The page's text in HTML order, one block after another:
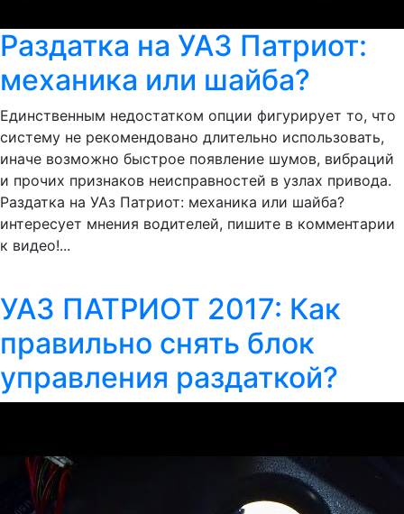
Раздатка на УАЗ Патриот:
механика или шайба?
Единственным недостатком опции фигурирует то, что
систему не рекомендовано длительно использовать,
иначе возможно быстрое появление шумов, вибраций
и прочих признаков неисправностей в узлах привода.
Раздатка на УАз Патриот: механика или шайба?
интересует мнения водителей, пишите в комментарии
к видео!...
УАЗ ПАТРИОТ 2017: Как
правильно снять блок
управления раздаткой?